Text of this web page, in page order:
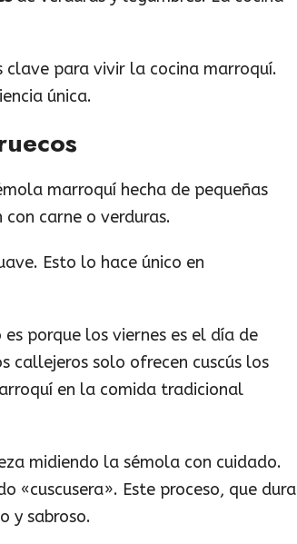
clave para vivir la cocina marroquí.
única.
marroquí hecha de pequeñas
carne o verduras.
Esto lo hace único en
porque los viernes es el día de
callejeros solo ofrecen cuscús los
en la comida tradicional
midiendo la sémola con cuidado.
«cuscusera». Este proceso, que dura
y sabroso.